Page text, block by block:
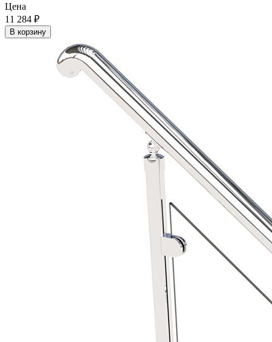
Цена
11 284 ₽
В корзину